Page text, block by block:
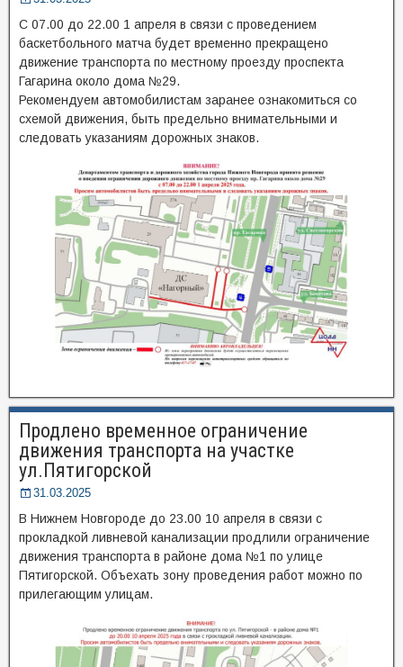
С 07.00 до 22.00 1 апреля в связи с проведением
баскетбольного матча будет временно прекращено
движение транспорта по местному проезду проспекта
Гагарина около дома №29.
Рекомендуем автомобилистам заранее ознакомиться со
схемой движения, быть предельно внимательными и
следовать указаниям дорожных знаков.
Продлено временное ограничение
движения транспорта на участке
ул.Пятигорской
31.03.2025
В Нижнем Новгороде до 23.00 10 апреля в связи с
прокладкой ливневой канализации продлили ограничение
движения транспорта в районе дома №1 по улице
Пятигорской. Объехать зону проведения работ можно по
прилегающим улицам.